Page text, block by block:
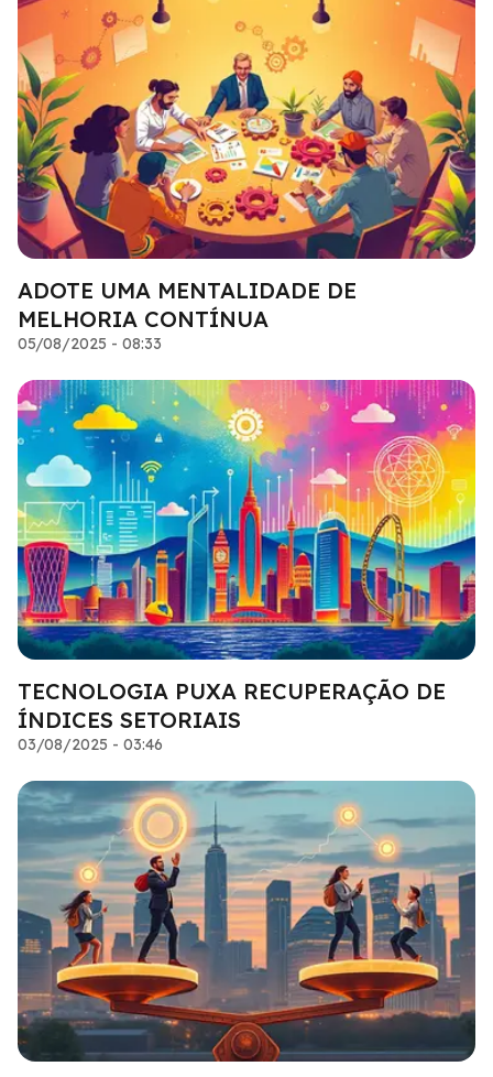
ADOTE UMA MENTALIDADE DE
MELHORIA CONTÍNUA
05/08/2025 - 08:33
TECNOLOGIA PUXA RECUPERAÇÃO DE
ÍNDICES SETORIAIS
03/08/2025 - 03:46